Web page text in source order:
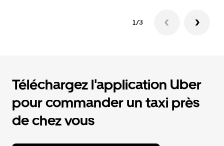
1/3
Téléchargez l'application Uber
pour commander un taxi près
de chez vous